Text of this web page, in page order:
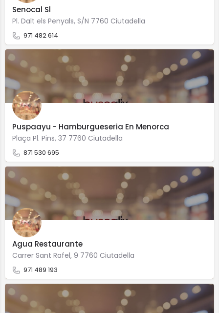
Senocal Sl
Pl. Dalt els Penyals, S/N 7760 Ciutadella
971 482 614
Puspaayu - Hamburgueseria En Menorca
Plaça Pl. Pins, 37 7760 Ciutadella
871 530 695
Agua Restaurante
Carrer Sant Rafel, 9 7760 Ciutadella
971 489 193